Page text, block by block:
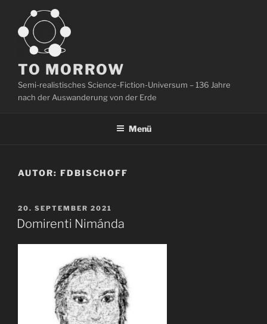
springen
TO MORROW
Semi-realistisches Science-Fiction-Universum – 136 Jahre
nach der Auswanderung von der Erde
Menü
AUTOR: FDBISCHOFF
VERÖFFENTLICHT
AM
20. SEPTEMBER 2021
Domirenti Nimánda